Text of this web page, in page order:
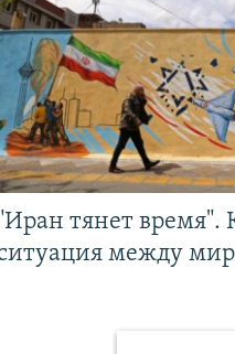
тянет время".
между